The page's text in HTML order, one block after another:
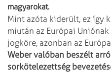
magyarokat.
Mint azóta kiderült, ez így
miután az Európai
jogköre, azonban az
Weber valóban beszélt
sorkötelezettség